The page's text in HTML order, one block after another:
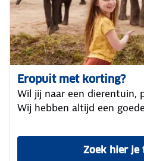
Eropuit met korting?
Wil jij naar een dierentuin,
Wij hebben altijd een
Zoek hier je